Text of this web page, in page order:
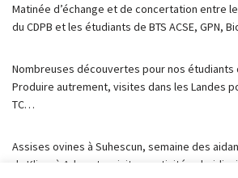
Matinée d’échange et de concertation entre le
du CDPB et les étudiants de BTS ACSE, GPN,
Nombreuses découvertes pour nos étudiants
Produire autrement, visites dans les Landes
TC…
Assises ovines à Suhescun, semaine des
du Klima à Arberats, visites, activités